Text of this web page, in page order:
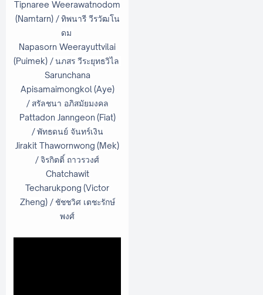
Tipnaree Weerawatnodom
(Namtarn) /ทิพนารี วีรวัฒโน
ดม
Napasorn Weerayuttvilai
(Puimek) /นภสร วีระยุทธวิไล
Sarunchana
Apisamaimongkol (Aye)
/ สรัลชนา อภิสมัยมงคล
Pattadon Janngeon (Fiat)
/ พัทธดนย์ จันทร์เงิน
Jirakit Thawornwong (Mek)
/ จิรกิตติ์ ถาวรวงศ์
Chatchawit
Techarukpong (Victor
Zheng) / ชัชชวิศ เตชะรักษ์
พงศ์